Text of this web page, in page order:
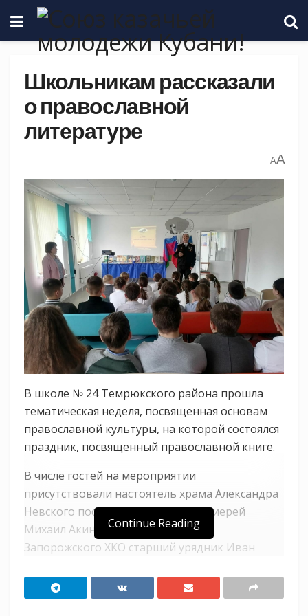
Школьникам рассказали
о православной
литературе
AA
В школе № 24 Темрюкского района прошла
тематическая неделя, посвященная основам
православной культуры, на которой состоялся
праздник, посвященный православной книге.
В числе гостей на мероприятии
присутствовали настоятель храма Александра
Невского поселка Кучугуры, протоиерей
Михаил Акинфин, а также атаман
Запорожского ХКО старший урядник Иван
Школьники узнали истории зарождения и
Continue Reading